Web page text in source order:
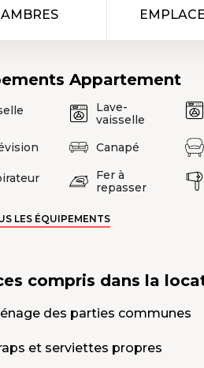
Appartement
Lave-
vaisselle
Canapé
Fer à
repasser
LES ÉQUIPEMENTS
compris dans la
des parties communes
et serviettes propres